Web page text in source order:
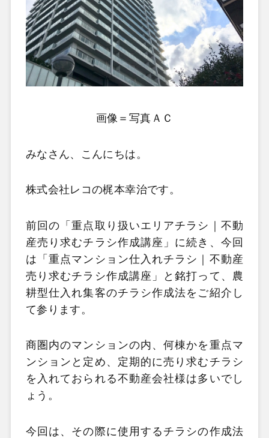
画像＝写真ＡＣ
みなさん、こんにちは。
株式会社レコの梶本幸治です。
前回の「重点取り扱いエリアチラシ｜不動
産売り求むチラシ作成講座」に続き、今回
は「重点マンション仕入れチラシ｜不動産
売り求むチラシ作成講座」と銘打って、農
耕型仕入れ集客のチラシ作成法をご紹介し
て参ります。
商圏内のマンションの内、何棟かを重点マ
ンションと定め、定期的に売り求むチラシ
を入れておられる不動産会社様は多いでし
ょう。
今回は、その際に使用するチラシの作成法